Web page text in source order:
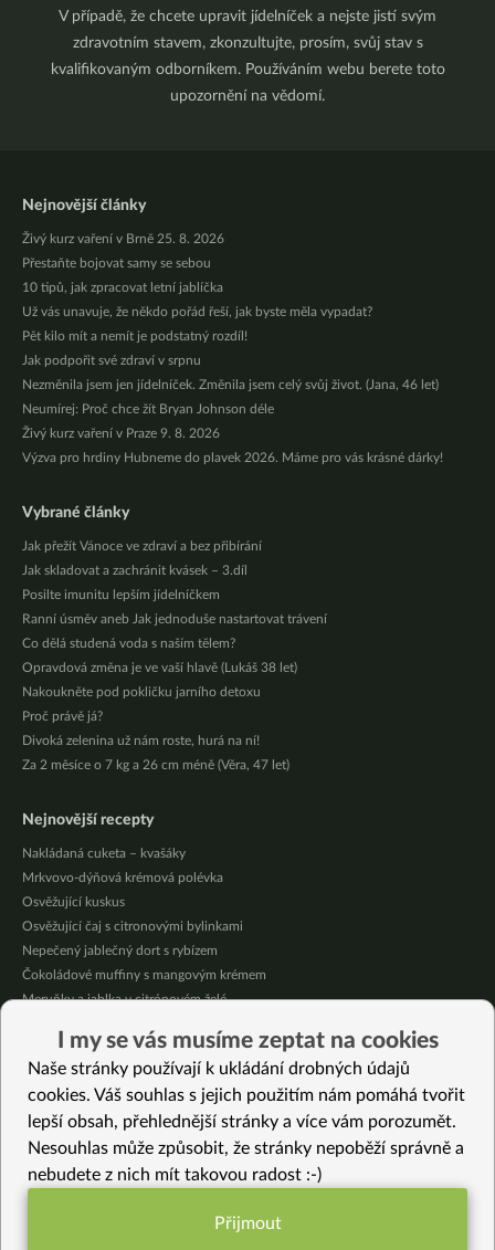
V případě, že chcete upravit jídelníček a nejste jistí svým
zdravotním stavem, zkonzultujte, prosím, svůj stav s
kvalifikovaným odborníkem. Používáním webu berete toto
upozornění na vědomí.
Nejnovější články
Živý kurz vaření v Brně 25. 8. 2026
Přestaňte bojovat samy se sebou
10 tipů, jak zpracovat letní jablíčka
Už vás unavuje, že někdo pořád řeší, jak byste měla vypadat?
Pět kilo mít a nemít je podstatný rozdíl!
Jak podpořit své zdraví v srpnu
Nezměnila jsem jen jídelníček. Změnila jsem celý svůj život. (Jana, 46 let)
Neumírej: Proč chce žít Bryan Johnson déle
Živý kurz vaření v Praze 9. 8. 2026
Výzva pro hrdiny Hubneme do plavek 2026. Máme pro vás krásné dárky!
Vybrané články
Jak přežít Vánoce ve zdraví a bez přibírání
Jak skladovat a zachránit kvásek – 3.díl
Posilte imunitu lepším jídelníčkem
Ranní úsměv aneb Jak jednoduše nastartovat trávení
Co dělá studená voda s naším tělem?
Opravdová změna je ve vaší hlavě (Lukáš 38 let)
Nakoukněte pod pokličku jarního detoxu
Proč právě já?
Divoká zelenina už nám roste, hurá na ní!
Za 2 měsíce o 7 kg a 26 cm méně (Věra, 47 let)
Nejnovější recepty
Nakládaná cuketa – kvašáky
Mrkvovo-dýňová krémová polévka
Osvěžující kuskus
Osvěžující čaj s citronovými bylinkami
Nepečený jablečný dort s rybízem
Čokoládové muffiny s mangovým krémem
Meruňky a jablka v citrónovém želé
Celozrnná rýže basmati se zeleninou
Citrónové muffiny s borůvkovým krémem
Vybrané recepty
Cizrnové kari s kokosovým mlékem
Jarní zeleninová směs s tofu a žampiony
I my se vás musíme zeptat na cookies
Naše stránky používají k ukládání drobných údajů
cookies. Váš souhlas s jejich použitím nám pomáhá tvořit
lepší obsah, přehlednější stránky a více vám porozumět.
Nesouhlas může způsobit, že stránky nepoběží správně a
nebudete z nich mít takovou radost :-)
Funkční nastavení potřebujeme (vždy
Přijmout